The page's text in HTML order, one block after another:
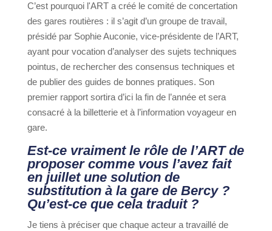
C’est pourquoi l'ART a créé le comité de concertation
des gares routières : il s’agit d’un groupe de travail,
présidé par Sophie Auconie, vice-présidente de l’ART,
ayant pour vocation d’analyser des sujets techniques
pointus, de rechercher des consensus techniques et
de publier des guides de bonnes pratiques. Son
premier rapport sortira d’ici la fin de l’année et sera
consacré à la billetterie et à l’information voyageur en
gare.
Est-ce vraiment le rôle de l’ART de
proposer comme vous l’avez fait
en juillet une solution de
substitution à la gare de Bercy ?
Qu’est-ce que cela traduit ?
Je tiens à préciser que chaque acteur a travaillé de